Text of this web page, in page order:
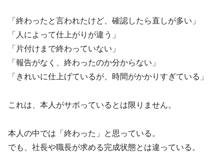
「終わったと言われたけど、確認したら直しが多い」
「人によって仕上がりが違う」
「片付けまで終わっていない」
「報告がなく、終わったのか分からない」
「きれいに仕上げているが、時間がかかりすぎている」
これは、本人がサボっているとは限りません。
本人の中では「終わった」と思っている。
でも、社長や職長が求める完成状態とは違っている。